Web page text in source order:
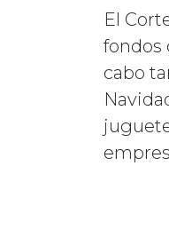
El
fondos
cabo